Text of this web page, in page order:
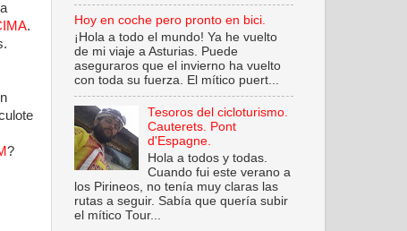
.
?
Hoy en coche pero pronto en bici.
¡Hola a todo el mundo! Ya he vuelto
de mi viaje a Asturias. Puede
aseguraros que el invierno ha vuelto
con toda su fuerza. El mítico puert...
Tesoros del cicloturismo.
Cauterets. Pont
d'Espagne.
Hola a todos y todas.
Cuando fui este verano a
los Pirineos, no tenía muy claras las
rutas a seguir. Sabía que quería subir
el mítico Tour...